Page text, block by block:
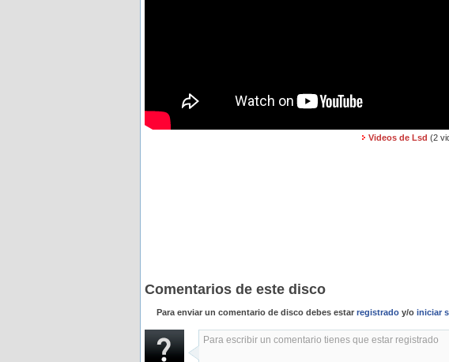
Videos de Lsd (2
Comentarios de este disco
Para enviar un comentario de disco debes estar registrado y/o iniciar